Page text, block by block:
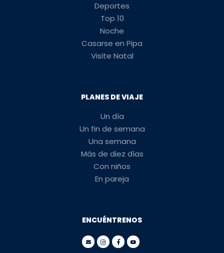
Deportes
Top 10
Noche
Casarse en Pipa
Visite Natal
PLANES DE VIAJE
Un día
Un fin de semana
Una semana
Más de diez días
Con niños
En pareja
ENCUÉNTRENOS